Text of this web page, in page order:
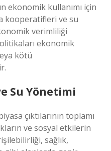
ekonomik kullanımı için
kooperatifleri ve su
verimliliği
ekonomik
kötü
Su Yönetimi
çıktılarının toplamı
ve sosyal etkilerin
sağlık,